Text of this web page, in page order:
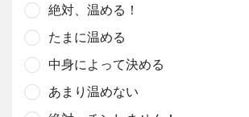
絶対、温める！
たまに温める
中身によって決める
あまり温めない